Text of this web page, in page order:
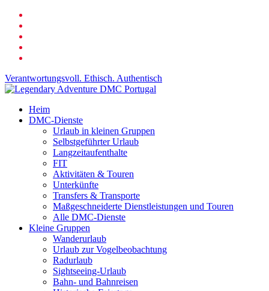
Zum
Hauptinhalt
springen
Verantwortungsvoll. Ethisch. Authentisch
Suche
Speisekarte
Heim
DMC-Dienste
Urlaub in kleinen Gruppen
Selbstgeführter Urlaub
Langzeitaufenthalte
FIT
Aktivitäten & Touren
Unterkünfte
Transfers & Transporte
Maßgeschneiderte Dienstleistungen und Touren
Alle DMC-Dienste
Kleine Gruppen
Wanderurlaub
Urlaub zur Vogelbeobachtung
Radurlaub
Sightseeing-Urlaub
Bahn- und Bahnreisen